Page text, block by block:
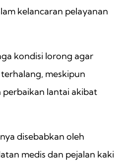
kelancaran pelayanan
kondisi lorong agar
meskipun
lantai akibat
disebabkan oleh
medis dan pejalan kaki